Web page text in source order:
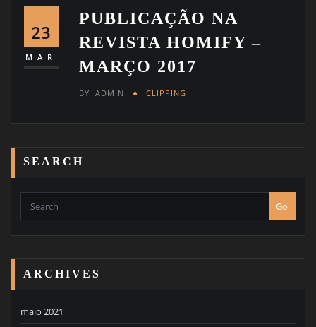
23
MAR
PUBLICAÇÃO NA
REVISTA HOMIFY –
MARÇO 2017
BY ADMIN CLIPPING
SEARCH
Go
ARCHIVES
maio 2021